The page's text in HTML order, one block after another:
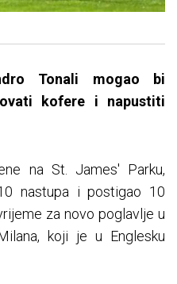
Tonali mogao bi
kofere i napustiti
na St. James' Parku,
nastupa i postigao 10
za novo poglavlje u
koji je u Englesku